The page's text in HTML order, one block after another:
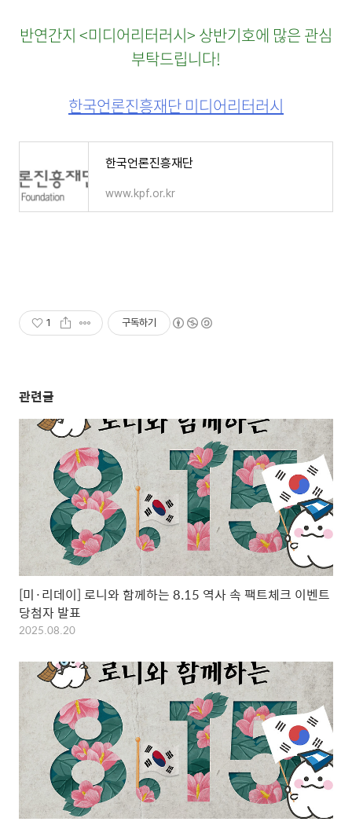
반연간지 <미디어리터러시> 상반기호에 많은 관심
부탁드립니다!
한국언론진흥재단 미디어리터러시
한국언론진흥재단
www.kpf.or.kr
1 구독하기
관련글
[미·리데이] 로니와 함께하는 8.15 역사 속 팩트체크 이벤트
당첨자 발표
2025.08.20